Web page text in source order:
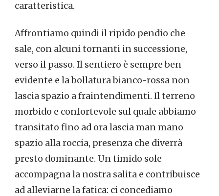
caratteristica.
Affrontiamo quindi il ripido pendio che
sale, con alcuni tornanti in successione,
verso il passo. Il sentiero è sempre ben
evidente e la bollatura bianco-rossa non
lascia spazio a fraintendimenti. Il terreno
morbido e confortevole sul quale abbiamo
transitato fino ad ora lascia man mano
spazio alla roccia, presenza che diverrà
presto dominante. Un timido sole
accompagna la nostra salita e contribuisce
ad alleviarne la fatica: ci concediamo